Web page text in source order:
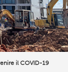
il COVID-19